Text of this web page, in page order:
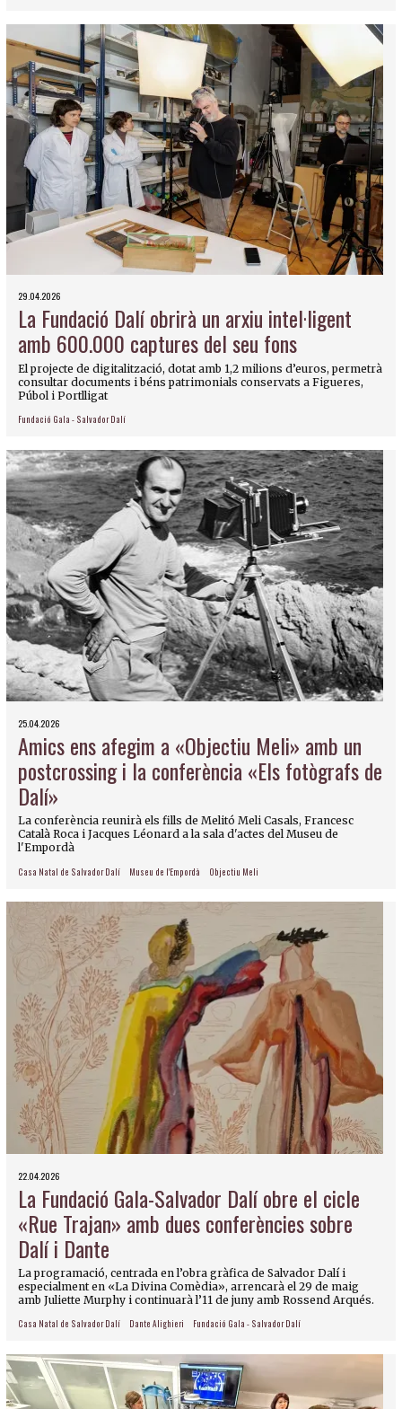
29.04.2026
La Fundació Dalí obrirà un arxiu intel·ligent
amb 600.000 captures del seu fons
El projecte de digitalització, dotat amb 1,2 milions d’euros, permetrà
consultar documents i béns patrimonials conservats a Figueres,
Púbol i Portlligat
Fundació Gala - Salvador Dalí
25.04.2026
Amics ens afegim a «Objectiu Meli» amb un
postcrossing i la conferència «Els fotògrafs de
Dalí»
La conferència reunirà els fills de Melitó Meli Casals, Francesc
Català Roca i Jacques Léonard a la sala d'actes del Museu de
l'Empordà
Casa Natal de Salvador Dalí Museu de l'Empordà Objectiu Meli
22.04.2026
La Fundació Gala-Salvador Dalí obre el cicle
«Rue Trajan» amb dues conferències sobre
Dalí i Dante
La programació, centrada en l’obra gràfica de Salvador Dalí i
especialment en «La Divina Comèdia», arrencarà el 29 de maig
amb Juliette Murphy i continuarà l’11 de juny amb Rossend Arqués.
Casa Natal de Salvador Dalí Dante Alighieri Fundació Gala - Salvador Dalí